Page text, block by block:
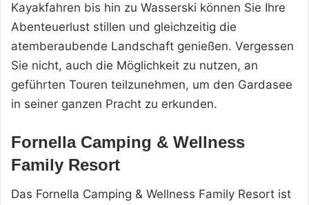
Kayakfahren bis hin zu Wasserski können Sie Ihre
Abenteuerlust stillen und gleichzeitig die
atemberaubende Landschaft genießen. Vergessen
Sie nicht, auch die Möglichkeit zu nutzen, an
geführten Touren teilzunehmen, um den Gardasee
in seiner ganzen Pracht zu erkunden.
Fornella Camping & Wellness
Family Resort
Das Fornella Camping & Wellness Family Resort ist